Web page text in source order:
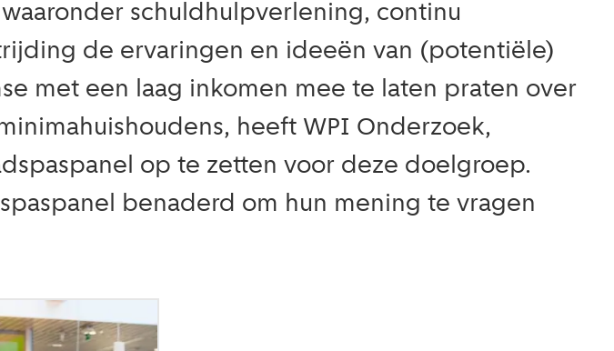
schuldhulpverlening, continu
de ervaringen en ideeën van (potentiële)
met een laag inkomen mee te laten praten over
heeft WPI Onderzoek,
op te zetten voor deze doelgroep.
benaderd om hun mening te vragen